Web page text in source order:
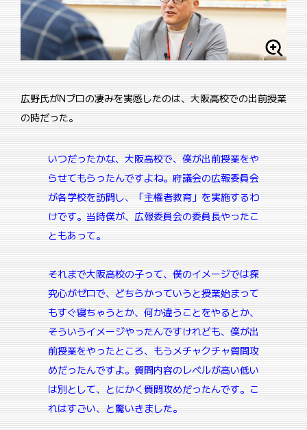
広野氏がNプロの凄みを実感したのは、大阪高校での出前授業
の時だった。
いつだったかな、大阪高校で、僕が出前授業をや
らせてもらったんですよね。府議会の広報委員会
が各学校を訪問し、「主権者教育」を実施するわ
けです。当時僕が、広報委員会の委員長やったこ
ともあって。
それまで大阪高校の子って、僕のイメージでは探
究心がゼロで、どちらかっていうと授業始まって
もすぐ寝ちゃうとか、何か違うことをやるとか、
そういうイメージやったんですけれども、僕が出
前授業をやったところ、もうメチャクチャ質問攻
めだったんですよ。質問内容のレベルが高い低い
は別として、とにかく質問攻めだったんです。こ
れはすごい、と驚いきました。